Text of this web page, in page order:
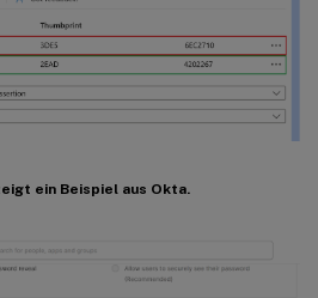
ein Beispiel aus Okta.